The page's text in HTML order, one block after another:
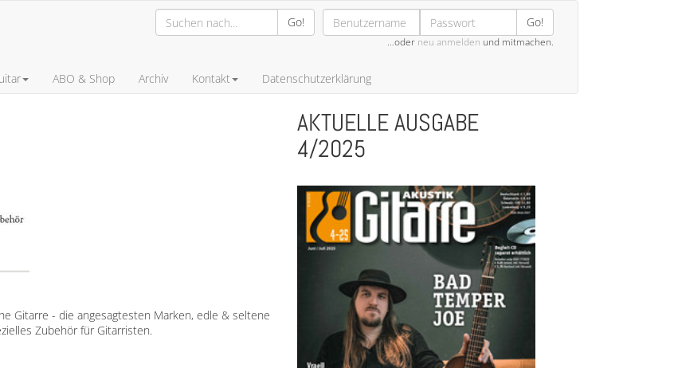
Go! Go!
…oder neu anmelden und mitmachen.
ABO & Shop Archiv Kontakt Datenschutzerklärung
Gitarre - die angesagtesten Marken, edle & seltene
Zubehör für Gitarristen.
AKTUELLE AUSGABE
4/2025